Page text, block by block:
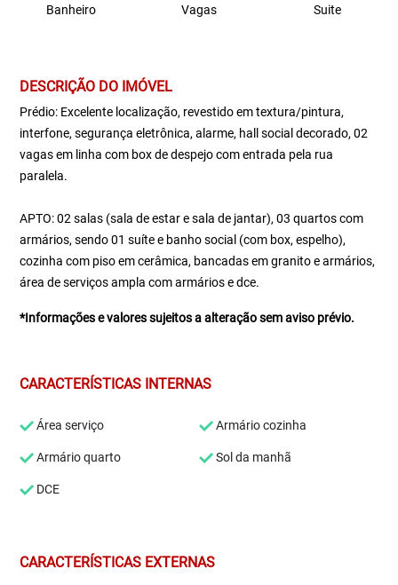
Banheiro
Vagas
Suite
DESCRIÇÃO DO IMÓVEL
Prédio: Excelente localização, revestido em textura/pintura,
interfone, segurança eletrônica, alarme, hall social decorado, 02
vagas em linha com box de despejo com entrada pela rua
paralela.
APTO: 02 salas (sala de estar e sala de jantar), 03 quartos com
armários, sendo 01 suíte e banho social (com box, espelho),
cozinha com piso em cerâmica, bancadas em granito e armários,
área de serviços ampla com armários e dce.
*Informações e valores sujeitos a alteração sem aviso prévio.
CARACTERÍSTICAS INTERNAS
Área serviço Armário cozinha
Armário quarto Sol da manhã
DCE
CARACTERÍSTICAS EXTERNAS